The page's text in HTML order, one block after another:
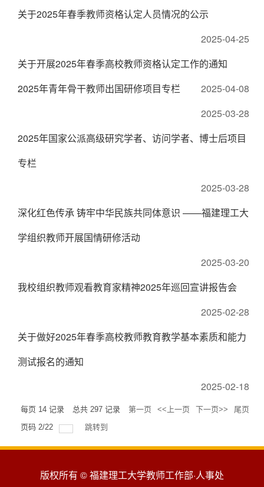
关于2025年春季教师资格认定人员情况的公示
2025-04-25
关于开展2025年春季高校教师资格认定工作的通知
2025-04-08
2025年青年骨干教师出国研修项目专栏
2025-03-28
2025年国家公派高级研究学者、访问学者、博士后项目
专栏
2025-03-28
深化红色传承 铸牢中华民族共同体意识 ——福建理工大
学组织教师开展国情研修活动
2025-03-20
我校组织教师观看教育家精神2025年巡回宣讲报告会
2025-02-28
关于做好2025年春季高校教师教育教学基本素质和能力
测试报名的通知
2025-02-18
每页 14 记录 总共 297 记录 第一页 <<上一页 下一页>>
尾页
页码 2/22 跳转到
版权所有 © 福建理工大学教师工作部·人事处